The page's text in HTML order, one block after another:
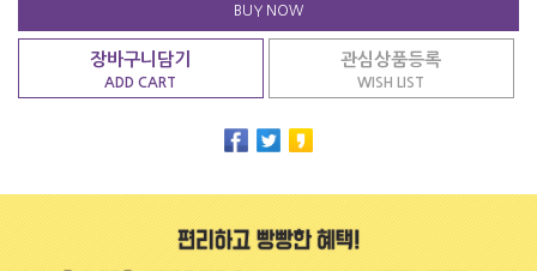
BUY NOW
장바구니담기
ADD CART
관심상품등록
WISH LIST